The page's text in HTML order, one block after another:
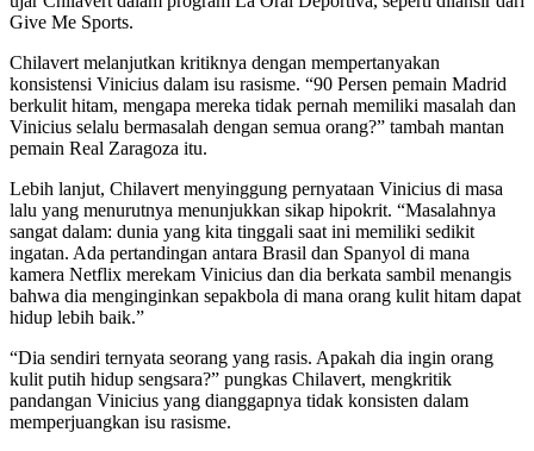
Give Me Sports.
Chilavert melanjutkan kritiknya dengan mempertanyakan
konsistensi Vinicius dalam isu rasisme. “90 Persen pemain Madrid
berkulit hitam, mengapa mereka tidak pernah memiliki masalah dan
Vinicius selalu bermasalah dengan semua orang?” tambah mantan
pemain Real Zaragoza itu.
Lebih lanjut, Chilavert menyinggung pernyataan Vinicius di masa
lalu yang menurutnya menunjukkan sikap hipokrit. “Masalahnya
sangat dalam: dunia yang kita tinggali saat ini memiliki sedikit
ingatan. Ada pertandingan antara Brasil dan Spanyol di mana
kamera Netflix merekam Vinicius dan dia berkata sambil menangis
bahwa dia menginginkan sepakbola di mana orang kulit hitam dapat
hidup lebih baik.”
“Dia sendiri ternyata seorang yang rasis. Apakah dia ingin orang
kulit putih hidup sengsara?” pungkas Chilavert, mengkritik
pandangan Vinicius yang dianggapnya tidak konsisten dalam
memperjuangkan isu rasisme.